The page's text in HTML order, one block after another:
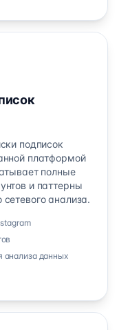
подписок
платформой
полные
и паттерны
анализа.
анализа данных